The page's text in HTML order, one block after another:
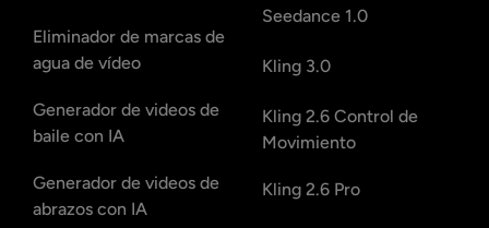
Eliminador de marcas de
agua de vídeo
Generador de videos de
baile con IA
Generador de videos de
abrazos con IA
Seedance 1.0
Kling 3.0
Kling 2.6 Control de
Movimiento
Kling 2.6 Pro